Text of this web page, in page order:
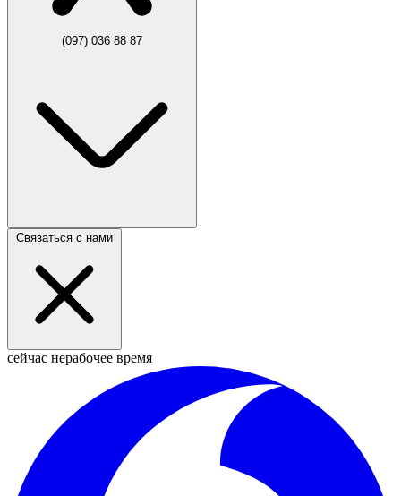
(097) 036 88 87
Связаться с нами
сейчас нерабочее время